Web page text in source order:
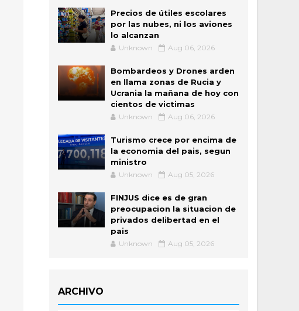
Precios de útiles escolares
por las nubes, ni los aviones
lo alcanzan
Unknown Aug 06, 2026
Bombardeos y Drones arden
en llama zonas de Rucia y
Ucrania la mañana de hoy con
cientos de victimas
Unknown Aug 06, 2026
Turismo crece por encima de
la economia del pais, segun
ministro
Unknown Aug 05, 2026
FINJUS dice es de gran
preocupacion la situacion de
privados delibertad en el
pais
Unknown Aug 05, 2026
ARCHIVO